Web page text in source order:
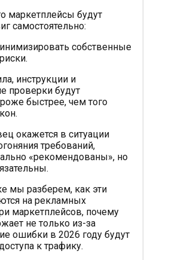
маркетплейсы будут
самостоятельно:
собственные
инструкции и
проверки будут
быстрее, чем того
окажется в ситуации
требований,
«рекомендованы», но
мы разберем, как эти
на рекламных
маркетплейсов, почему
не только из-за
ошибки в 2026 году будут
к трафику.